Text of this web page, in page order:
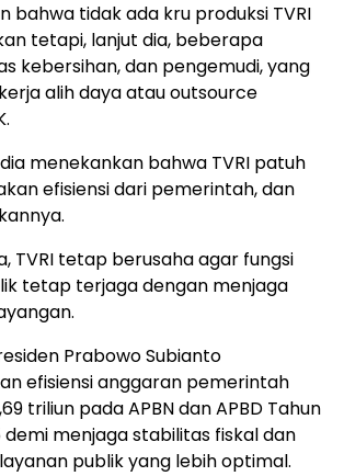
bahwa tidak ada kru produksi TVRI
tetapi, lanjut dia, beberapa
kebersihan, dan pengemudi, yang
alih daya atau outsource
menekankan bahwa TVRI patuh
efisiensi dari pemerintah, dan
TVRI tetap berusaha agar fungsi
tetap terjaga dengan menjaga
Prabowo Subianto
efisiensi anggaran pemerintah
triliun pada APBN dan APBD Tahun
menjaga stabilitas fiskal dan
publik yang lebih optimal.